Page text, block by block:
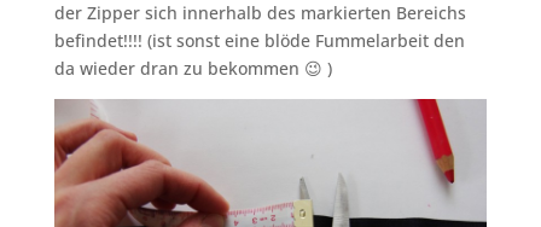
der Zipper sich innerhalb des markierten Bereichs
befindet!!!! (ist sonst eine blöde Fummelarbeit den
da wieder dran zu bekommen 😉 )